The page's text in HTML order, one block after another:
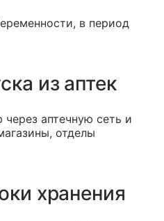
в период
из аптек
аптечную сеть и
отделы
хранения